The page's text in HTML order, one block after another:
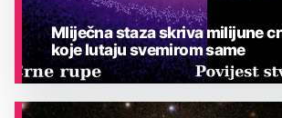
Mliječna staza skriva milijune
koje lutaju svemirom same